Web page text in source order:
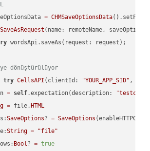
= CHMSaveOptionsData
SaveAsRequest (name: remoteName,
wordsApi.saveAs(request: request);
dönüştürülüyor
try CellsAPI (clientId: "YOUR_APP_SID" ,
= self.expectation(description:
= file. HTML
SaveOptions? = SaveOptions
String =
"file"
Bool? = true